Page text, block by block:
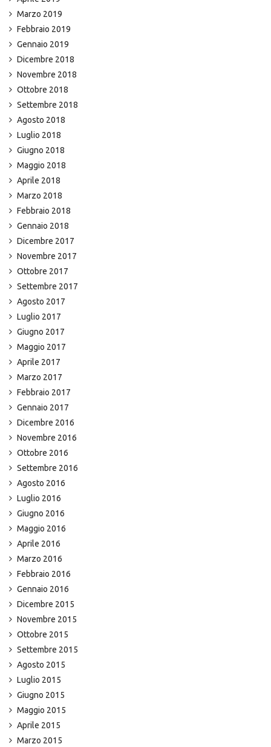
Marzo 2019
Febbraio 2019
Gennaio 2019
Dicembre 2018
Novembre 2018
Ottobre 2018
Settembre 2018
Agosto 2018
Luglio 2018
Giugno 2018
Maggio 2018
Aprile 2018
Marzo 2018
Febbraio 2018
Gennaio 2018
Dicembre 2017
Novembre 2017
Ottobre 2017
Settembre 2017
Agosto 2017
Luglio 2017
Giugno 2017
Maggio 2017
Aprile 2017
Marzo 2017
Febbraio 2017
Gennaio 2017
Dicembre 2016
Novembre 2016
Ottobre 2016
Settembre 2016
Agosto 2016
Luglio 2016
Giugno 2016
Maggio 2016
Aprile 2016
Marzo 2016
Febbraio 2016
Gennaio 2016
Dicembre 2015
Novembre 2015
Ottobre 2015
Settembre 2015
Agosto 2015
Luglio 2015
Giugno 2015
Maggio 2015
Aprile 2015
Marzo 2015